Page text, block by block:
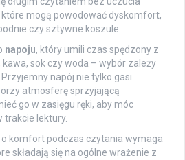
które mogą powodować dyskomfort,
czy sztywne koszule.
napoju, który umili czas spędzony z
kawa, sok czy woda – wybór zależy
napój nie tylko gasi
atmosferę sprzyjającą
go w zasięgu ręki, aby móc
trakcie lektury.
komfort podczas czytania wymaga
składają się na ogólne wrażenie z